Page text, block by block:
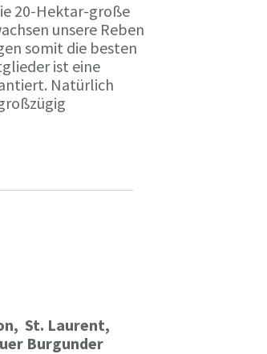
20-Hektar-große
unsere Reben
somit die besten
ist eine
Natürlich
St. Laurent,
Burgunder